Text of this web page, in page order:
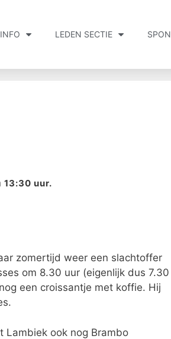
LEDEN SECTIE
13:30 uur.
zomertijd weer een slachtoffer
om 8.30 uur (eigenlijk dus 7.30
een croissantje met koffie. Hij
Lambiek ook nog Brambo